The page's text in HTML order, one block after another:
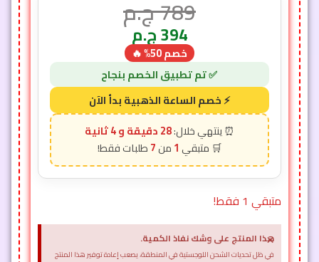
789ج.م
394ج.م
خصم 50% 🔥
28 دقيقة و 2 ثانية
1
7
متبقي 1 فقط!
هذا المنتج على وشك نفاذ الكمية.
في ظل تحديات الشحن اللوجستية في المنطقة، يصعب إعادة توفير هذا المنتج
×